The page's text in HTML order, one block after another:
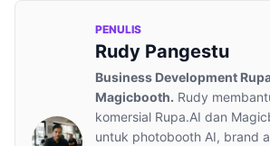
PENULIS
Rudy Pangestu
Business Development
Magicbooth. Rudy
komersial Rupa.AI dan
untuk photobooth AI, brand